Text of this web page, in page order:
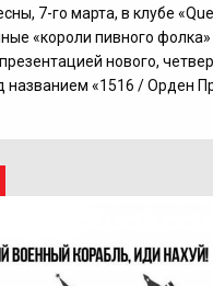
7-го марта, в клубе
«короли пивного фолка»
нового,
названием «1516 / Орден